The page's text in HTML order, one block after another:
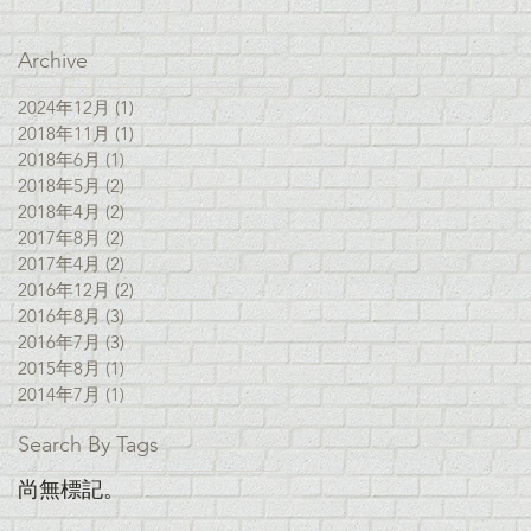
Archive
2024年12月 (1) 1 篇文章
2018年11月 (1) 1 篇文章
2018年6月 (1) 1 篇文章
2018年5月 (2)2 篇文章
2018年4月 (2)2 篇文章
2017年8月 (2) 2 篇文章
2017年4月 (2)
2016年12月 (2) 2 篇文章
2016年8月 (3)3 篇文章
2016年7月 (3)3 篇文章
2015年8月 (1)1 篇文章
2014年7月 (1)1 篇文章
Search By Tags
尚無標記。